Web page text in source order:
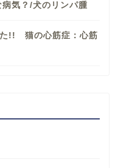
気？/犬のリンパ腫
た!! 猫の心筋症：心筋